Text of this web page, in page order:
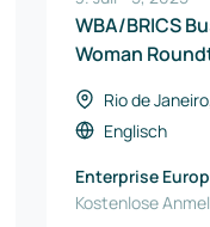
WBA/BRICS
Woman
Rio de
Englisch
Enterprise
Brasil
Kostenlose